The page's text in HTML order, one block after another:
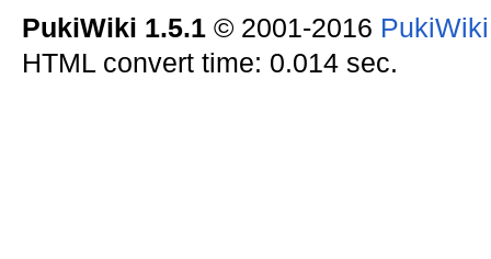
PukiWiki 1.5.1© 2001-2016
HTML convert time: 0.014 sec.